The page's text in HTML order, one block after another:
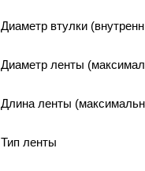
Диаметр втулки
Диаметр ленты
Длина ленты
Тип ленты